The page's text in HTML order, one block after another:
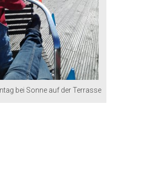
bei Sonne auf der Terrasse